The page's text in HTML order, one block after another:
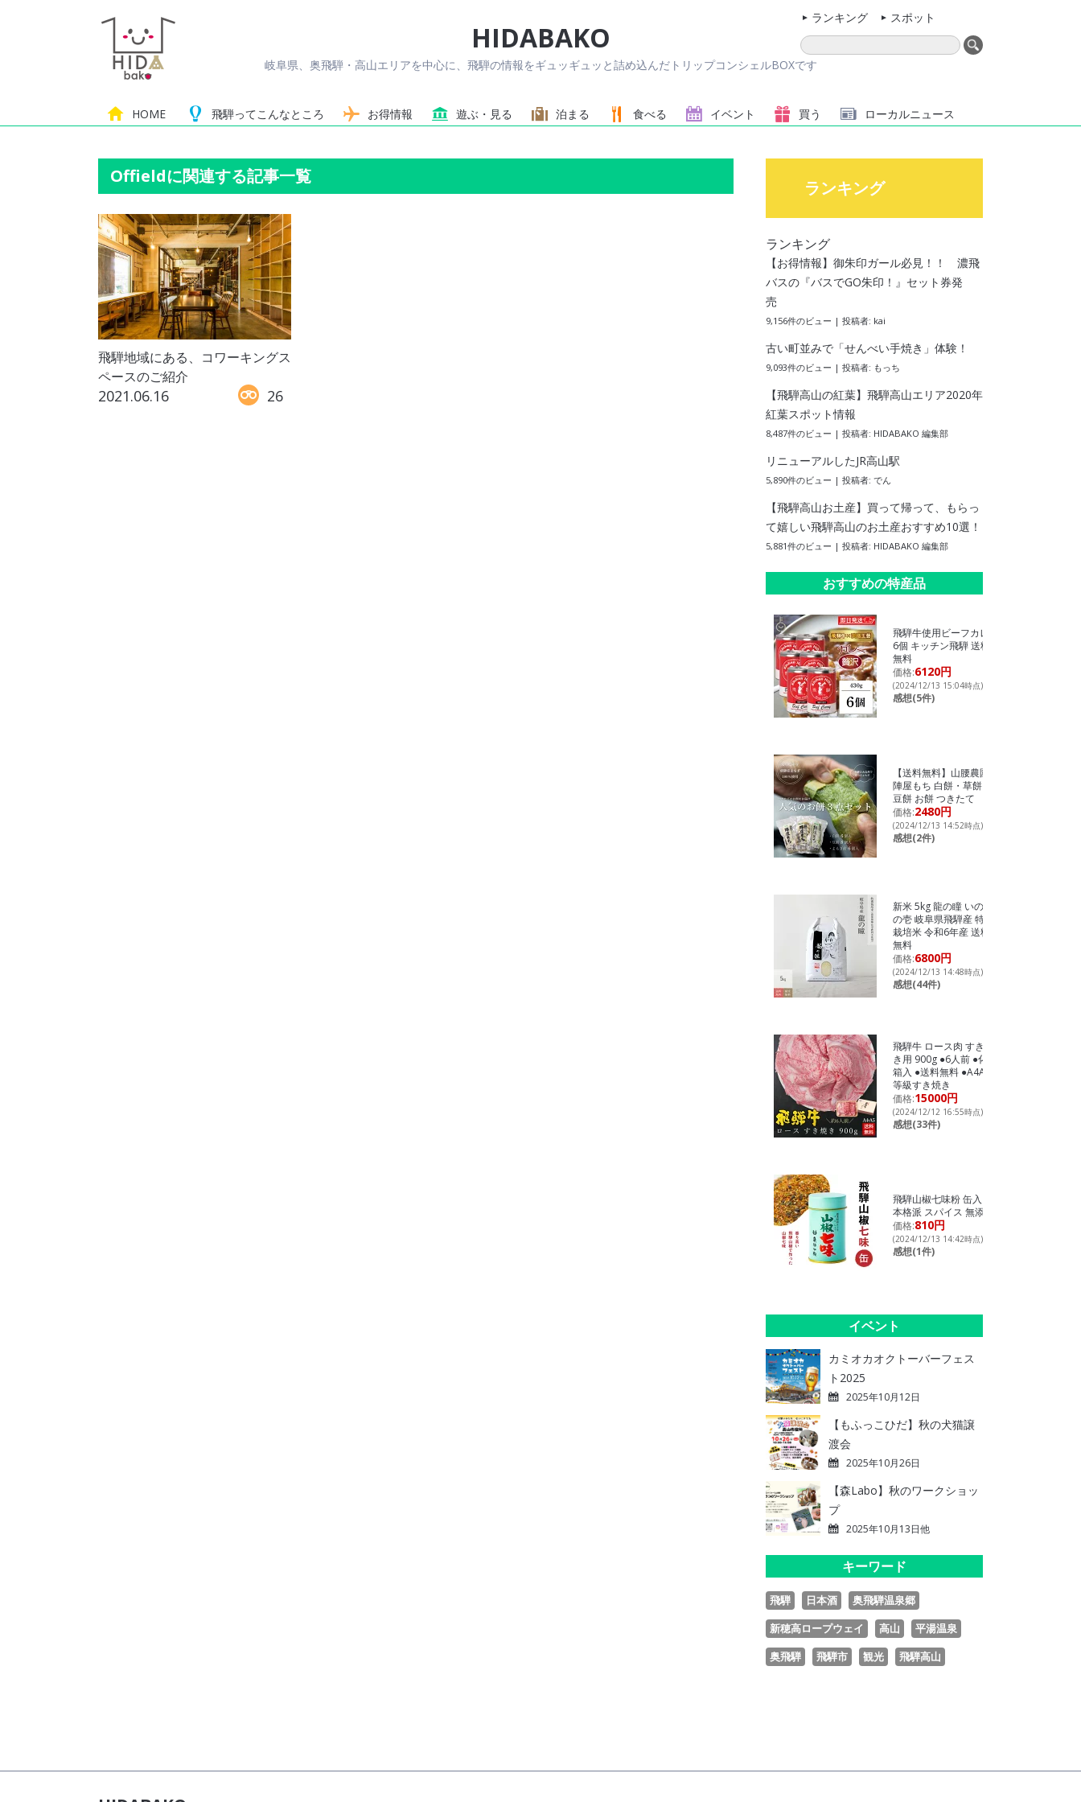
HIDABAKO
岐阜県、奥飛騨・高山エリアを中心に、飛騨の情報をギュッギュッと詰め込んだトリップコンシェルBOXです
HOME 飛騨ってこんなところ お得情報 遊ぶ・見る 泊まる 食べる イベント 買う ローカルニュース
ランキング スポット
Offieldに関連する記事一覧
飛騨地域にある、コワーキングス
ペースのご紹介
2021.06.16 26
ランキング
ランキング
【お得情報】御朱印ガール必見！！ 濃飛
バスの『バスでGO朱印！』セット券発
売
9,156件のビュー | 投稿者: kai
古い町並みで「せんべい手焼き」体験！
9,093件のビュー | 投稿者: もっち
【飛騨高山の紅葉】飛騨高山エリア2020年
紅葉スポット情報
8,487件のビュー | 投稿者: HIDABAKO 編集部
リニューアルしたJR高山駅
5,890件のビュー | 投稿者: でん
【飛騨高山お土産】買って帰って、もらっ
て嬉しい飛騨高山のお土産おすすめ10選！
5,881件のビュー | 投稿者: HIDABAKO 編集部
おすすめの特産品
飛騨牛使用ビーフカレー
6個 キッチン飛騨 送料
無料
価格:6120円
(2024/12/13 15:04時点)
感想(5件)
【送料無料】山腰農園
陣屋もち 白餅・草餅・
豆餅 お餅 つきたて
価格:2480円
(2024/12/13 14:52時点)
感想(2件)
新米 5kg 龍の瞳 いのち
の壱 岐阜県飛騨産 特別
栽培米 令和6年産 送料
無料
価格:6800円
(2024/12/13 14:48時点)
感想(44件)
飛騨牛 ロース肉 すき焼
き用 900g ●6人前 ●化粧
箱入 ●送料無料 ●A4A5
等級すき焼き
価格:15000円
(2024/12/12 16:55時点)
感想(33件)
飛騨山椒七味粉 缶入り
本格派 スパイス 無添加
価格:810円
(2024/12/13 14:42時点)
感想(1件)
イベント
カミオカオクトーバーフェス
ト2025
2025年10月12日
【もふっこひだ】秋の犬猫譲
渡会
2025年10月26日
【森Labo】秋のワークショッ
プ
2025年10月13日他
キーワード
飛騨 日本酒
奥飛騨温泉郷
新穂高ロープウェイ
高山
平湯温泉
奥飛騨
飛騨市 観光 飛騨高山